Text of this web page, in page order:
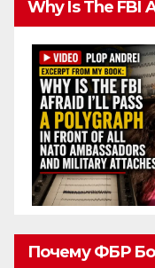
Why Is The FBI
Почему ФБР